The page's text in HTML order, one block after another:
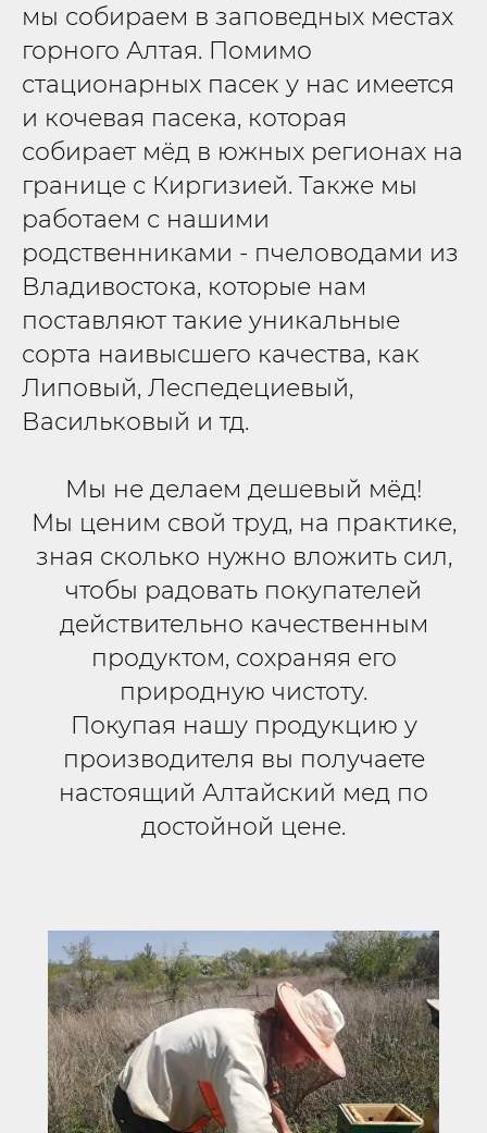
мы собираем в заповедных местах
горного Алтая. Помимо
стационарных пасек у нас имеется
и кочевая пасека, которая
собирает мёд в южных регионах на
границе с Киргизией. Также мы
работаем с нашими
родственниками - пчеловодами из
Владивостока, которые нам
поставляют такие уникальные
сорта наивысшего качества, как
Липовый, Леспедециевый,
Васильковый и тд.
Мы не делаем дешевый мёд!
Мы ценим свой труд, на практике,
зная сколько нужно вложить сил,
чтобы радовать покупателей
действительно качественным
продуктом, сохраняя его
природную чистоту.
Покупая нашу продукцию у
производителя вы получаете
настоящий Алтайский мед по
достойной цене.